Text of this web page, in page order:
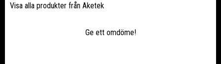
Visa alla produkter från Aketek
Ge ett omdöme!